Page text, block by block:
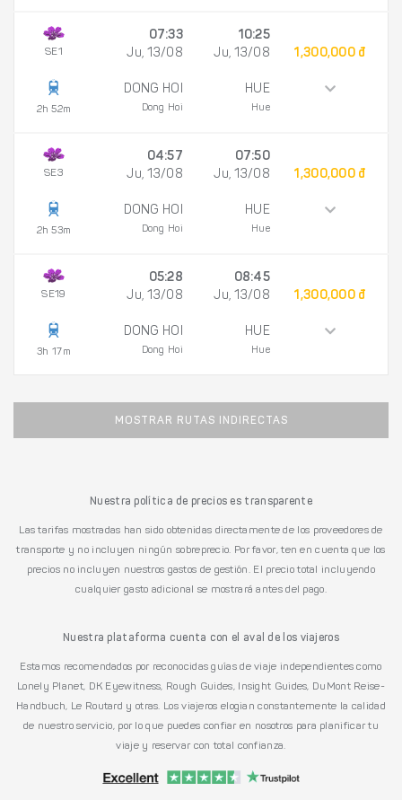
SE1
2h 52m
07:33
Ju, 13/08
DONG HOI
Dong Hoi
10:25
Ju, 13/08
HUE
Hue
1,300,000 đ
SE3
2h 53m
04:57
Ju, 13/08
DONG HOI
Dong Hoi
07:50
Ju, 13/08
HUE
Hue
1,300,000 đ
SE19
3h 17m
05:28
Ju, 13/08
DONG HOI
Dong Hoi
08:45
Ju, 13/08
HUE
Hue
1,300,000 đ
MOSTRAR RUTAS INDIRECTAS
Nuestra política de precios es transparente
Las tarifas mostradas han sido obtenidas directamente de los proveedores de
transporte y no incluyen ningún sobreprecio. Por favor, ten en cuenta que los
precios no incluyen nuestros gastos de gestión. El precio total incluyendo
cualquier gasto adicional se mostrará antes del pago.
Nuestra plataforma cuenta con el aval de los viajeros
Estamos recomendados por reconocidas guías de viaje independientes como
Lonely Planet, DK Eyewitness, Rough Guides, Insight Guides, DuMont Reise-
Handbuch, Le Routard y otras. Los viajeros elogian constantemente la calidad
de nuestro servicio, por lo que puedes confiar en nosotros para planificar tu
viaje y reservar con total confianza.